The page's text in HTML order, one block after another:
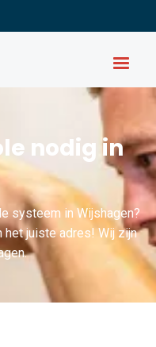
nodig in
systeem in Wijshagen?
het juiste adres! Wij zijn